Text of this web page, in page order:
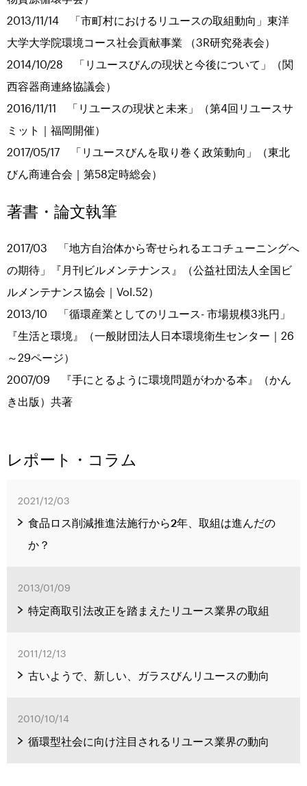
2013/11/14 「市町村におけるリユースの取組動向」東洋
大学大学院環境コース社会貢献事業 （3R研究発表会）
2014/10/28 「リユースびんの現状と今後について」（関
西容器商連絡協議会）
2016/11/11 「リユースの現状と未来」（第4回リユースサ
ミット｜福岡開催）
2017/05/17 「リユースびんを取り巻く政策動向」（東北
びん商連合会｜第58定時総会）
著書・論文執筆
2017/03 「地方自治体から寄せられるエコチューニングへ
の期待」『月刊ビルメンテナンス』（公益社団法人全国ビ
ルメンテナンス協会｜Vol.52）
2013/10 「循環産業としてのリユース- 市場規模3兆円」
『生活と環境』（一般財団法人日本環境衛生センター｜26
～29ページ）
2007/09 『手にとるように環境問題がわかる本』（かん
き出版）共著
レポート・コラム
2021/12/03
食品ロス削減推進法施行から2年、取組は進んだの
か？
2013/01/09
特定商取引法改正を踏まえたリユース業界の取組
2011/12/13
古いようで、新しい、ガラスびんリユースの動向
2010/10/14
循環型社会に向け注目されるリユース業界の動向